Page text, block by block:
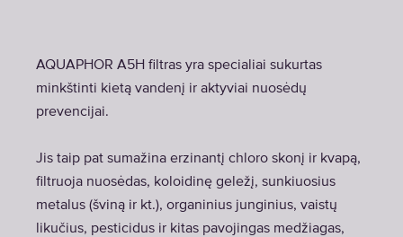
AQUAPHOR A5H filtras yra specialiai sukurtas
minkštinti kietą vandenį ir aktyviai nuosėdų
prevencijai.
Jis taip pat sumažina erzinantį chloro skonį ir kvapą,
filtruoja nuosėdas, koloidinę geležį, sunkiuosius
metalus (šviną ir kt.), organinius junginius, vaistų
likučius, pesticidus ir kitas pavojingas medžiagas,